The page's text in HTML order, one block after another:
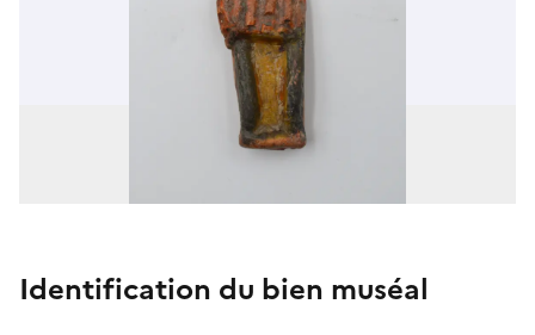
Identification du bien muséal